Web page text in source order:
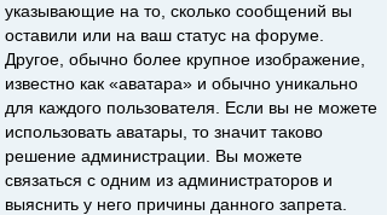
указывающие на то, сколько сообщений вы
оставили или на ваш статус на форуме.
Другое, обычно более крупное изображение,
известно как «аватара» и обычно уникально
для каждого пользователя. Если вы не можете
использовать аватары, то значит таково
решение администрации. Вы можете
связаться с одним из администраторов и
выяснить у него причины данного запрета.